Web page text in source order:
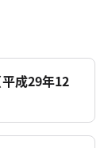
成29年12